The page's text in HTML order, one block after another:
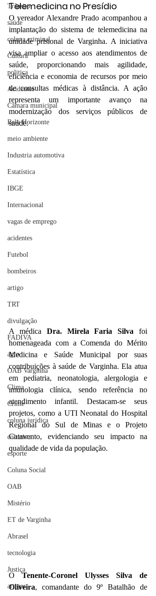
Trânsito
saúde
coluna criminal
Cultura
politica
Acidentes
Câmara municipal
Belo Horizonte
meio ambiente
Industria automotiva
Estatística
IBGE
Internacional
vagas de emprego
acidentes
Futebol
bombeiros
artigo
TRT
divulgação
FADIVA
agro
OAB Varginha
Clima
Crime
coluna juridica
colunista
esporte
Coluna Social
OAB
Mistério
ET de Varginha
Abrasel
tecnologia
Justiça
artigos
Telemedicina no Presídio
O vereador Alexandre Prado acompanhou a
implantação do sistema de telemedicina na
unidade prisional de Varginha. A iniciativa
visa ampliar o acesso aos atendimentos de
saúde, proporcionando mais agilidade,
eficiência e economia de recursos por meio
de consultas médicas à distância. A ação
representa um importante avanço na
modernização dos serviços públicos de
saúde.
A médica Dra. Mirela Faria Silva foi
homenageada com a Comenda do Mérito
Medicina e Saúde Municipal por suas
contribuições à saúde de Varginha. Ela atua
em pediatria, neonatologia, alergologia e
imunologia clínica, sendo referência no
atendimento infantil. Destacam-se seus
projetos, como a UTI Neonatal do Hospital
Regional do Sul de Minas e o Projeto
Catavento, evidenciando seu impacto na
qualidade de vida da população.
O Tenente-Coronel Ulysses Silva de
Oliveira, comandante do 9º Batalhão de